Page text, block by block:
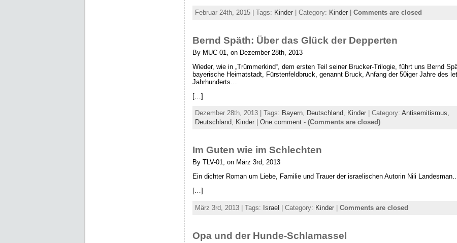
Februar 24th, 2015 | Tags: Kinder | Category: Kinder Comments are closed
Bernd Späth: Über das Glück der Depperten
By MUC-01, on Dezember 28th, 2013
Wieder, wie in „Trümmerkind“, dem ersten Teil seiner Brucker-Trilogie, führt uns Bernd
bayerische Heimatstadt, Fürstenfeldbruck, genannt Bruck, Anfang der 50iger Jahre des
Jahrhunderts…
[…]
Dezember 28th, 2013 | Tags: Bayern, Deutschland, Kinder | Category: Antisemitismus,
Deutschland, Kinder One comment - (Comments are closed)
Im Guten wie im Schlechten
By TLV-01, on März 3rd, 2013
Ein dichter Roman um Liebe, Familie und Trauer der israelischen Autorin Nili
[…]
März 3rd, 2013 | Tags: Israel | Category: Kinder | Comments are closed
Opa und der Hunde-Schlamassel